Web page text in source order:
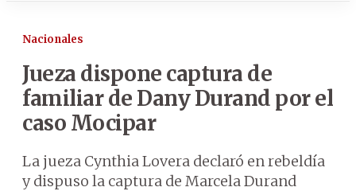
Nacionales
Jueza dispone captura de
familiar de Dany Durand por el
caso Mocipar
La jueza Cynthia Lovera declaró en rebeldía
y dispuso la captura de Marcela Durand